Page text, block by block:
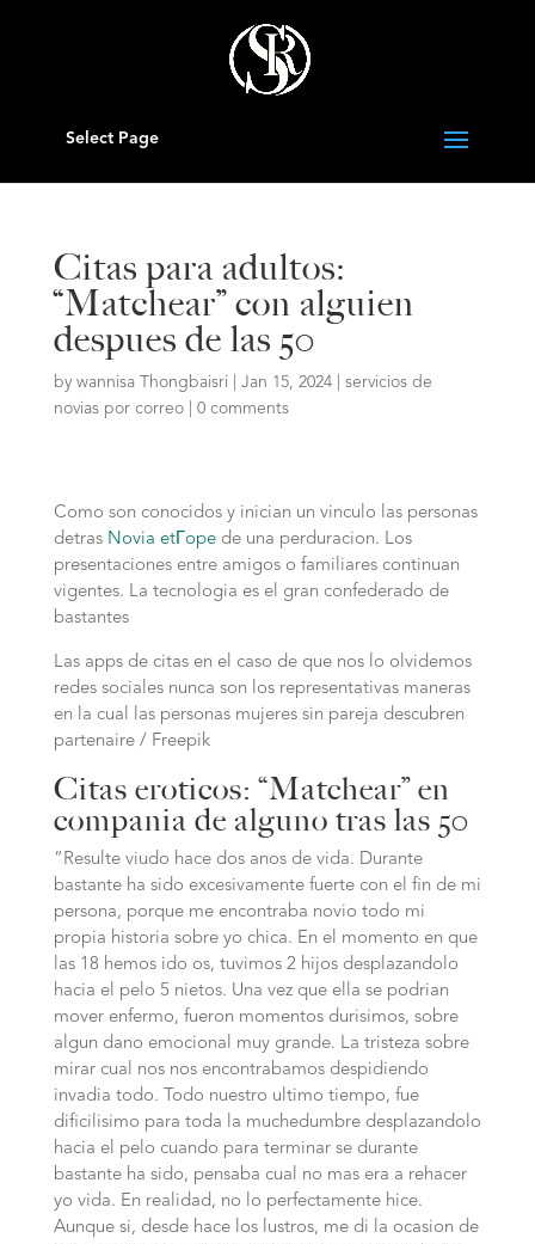
Select Page
Citas para adultos:
“Matchear” con alguien
despues de las 50
by wannisa Thongbaisri Jan 15, 2024| servicios de
novias por correo| 0 comments
Como son conocidos y inician un vinculo las personas
detras Novia etГ­opede una perduracion. Los
presentaciones entre amigos o familiares continuan
vigentes. La tecnologia es el gran confederado de
bastantes
Las apps de citas en el caso de que nos lo olvidemos
redes sociales nunca son los representativas maneras
en la cual las personas mujeres sin pareja descubren
partenaire / Freepik
Citas eroticos: “Matchear” en
compania de alguno tras las 50
“Resulte viudo hace dos anos de vida. Durante
bastante ha sido excesivamente fuerte con el fin de mi
persona, porque me encontraba novio todo mi
propia historia sobre yo chica. En el momento en que
las 18 hemos ido os, tuvimos 2 hijos desplazandolo
hacia el pelo 5 nietos. Una vez que ella se podri­an
mover enfermo, fueron momentos durisimos, sobre
algun dano emocional muy grande. La tristeza sobre
mirar cual nos nos encontrabamos despidiendo
invadia todo. Todo nuestro ultimo tiempo, fue
dificilisimo para toda la muchedumbre desplazandolo
hacia el pelo cuando para terminar se durante
bastante ha sido, pensaba cual no mas era a rehacer
yo vida. En realidad, no lo perfectamente hice.
Aunque si, desde hace los lustros, me di la ocasion de